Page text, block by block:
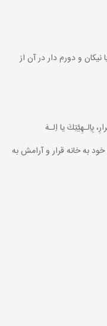
و دورم دار در آن از
بِاِلـهِيَّتِكَ يا اِلـهَ
به خانه قرار و آرامش به